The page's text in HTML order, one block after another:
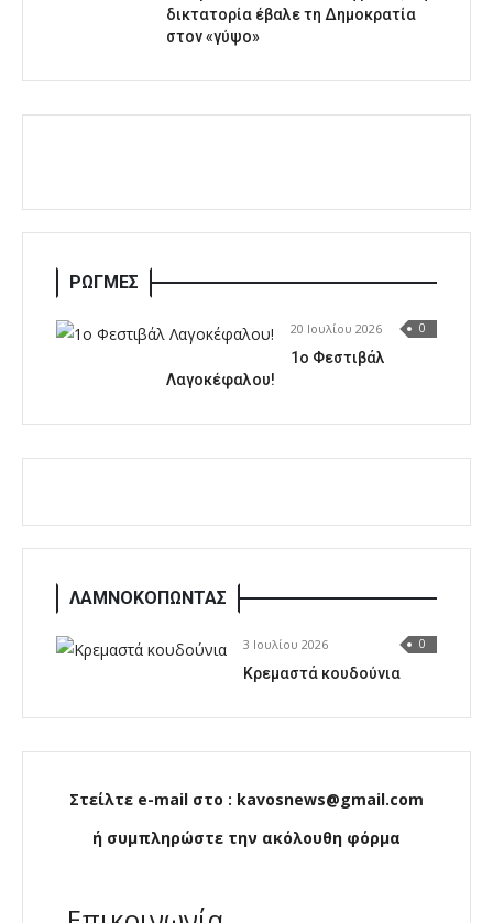
δικτατορία έβαλε τη Δημοκρατία
στον «γύψο»
ΡΩΓΜΕΣ
20 Ιουλίου 2026 0
1o Φεστιβάλ
Λαγοκέφαλου!
ΛΑΜΝΟΚΟΠΩΝΤΑΣ
3 Ιουλίου 2026 0
Κρεμαστά κουδούνια
Στείλτε e-mail στο : kavosnews@gmail.com
ή συμπληρώστε την ακόλουθη φόρμα